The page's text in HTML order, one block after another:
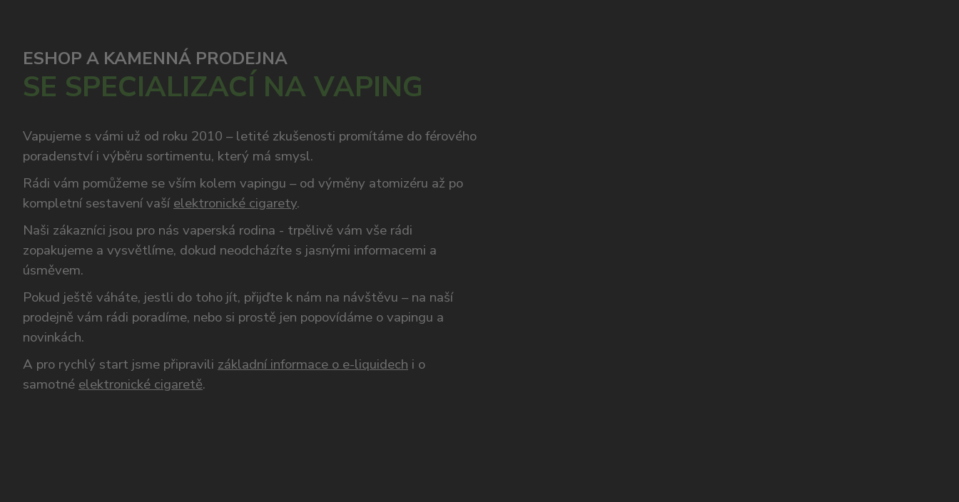
ESHOP A KAMENNÁ PRODEJNA
SE SPECIALIZACÍ NA VAPING
Vapujeme s vámi už od roku 2010 – letité zkušenosti promítáme do férového
poradenství i výběru sortimentu, který má smysl.
Rádi vám pomůžeme se vším kolem vapingu – od výměny atomizéru až po
kompletní sestavení vaší elektronické cigarety.
Naši zákazníci jsou pro nás vaperská rodina - trpělivě vám vše rádi
zopakujeme a vysvětlíme, dokud neodcházíte s jasnými informacemi a
úsměvem.
Pokud ještě váháte, jestli do toho jít, přijďte k nám na návštěvu – na naší
prodejně vám rádi poradíme, nebo si prostě jen popovídáme o vapingu a
novinkách.
A pro rychlý start jsme připravili základní informace o e-liquidech i o
samotné elektronické cigaretě.